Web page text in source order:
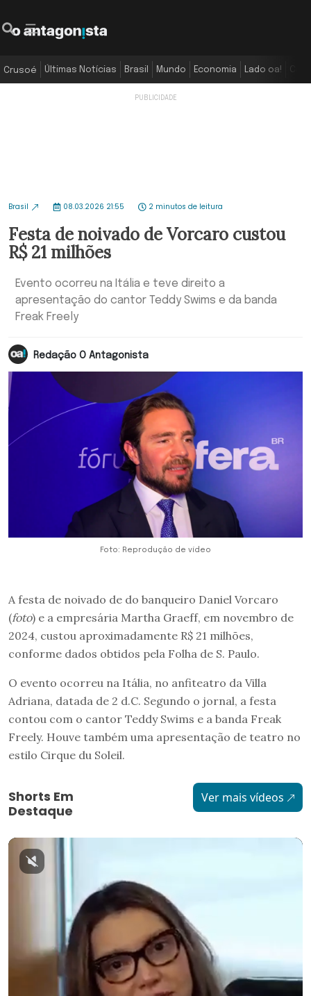
Crusoé Últimas Notícias Brasil Mundo Economia Lado oa!
Brasil 08.03.2026 21:55 2 minutos de leitura
Festa de noivado de Vorcaro custou
R$ 21 milhões
Evento ocorreu na Itália e teve direito a
apresentação do cantor Teddy Swims e da banda
Freak Freely
Redação O Antagonista
Foto: Reprodução de vídeo
A festa de noivado de do banqueiro Daniel Vorcaro
(foto) e a empresária Martha Graeff, em novembro de
2024, custou aproximadamente R$ 21 milhões,
conforme dados obtidos pela Folha de S. Paulo.
O evento ocorreu na Itália, no anfiteatro da Villa
Adriana, datada de 2 d.C. Segundo o jornal, a festa
contou com o cantor Teddy Swims e a banda Freak
Freely. Houve também uma apresentação de teatro no
estilo Cirque du Soleil.
Shorts Em
Destaque
Ver mais vídeos